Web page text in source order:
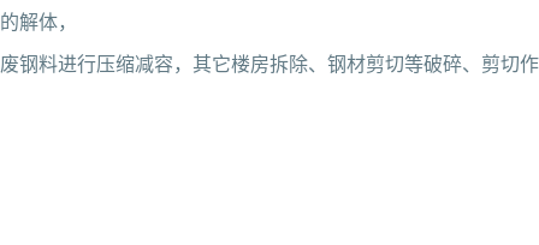
的解体，
废钢料进行压缩减容，其它楼房拆除、钢材剪切等破碎、剪切